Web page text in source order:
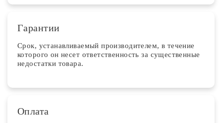
Гарантии
Срок, устанавливаемый производителем, в течение
которого он несет ответственность за существенные
недостатки товара.
Оплата